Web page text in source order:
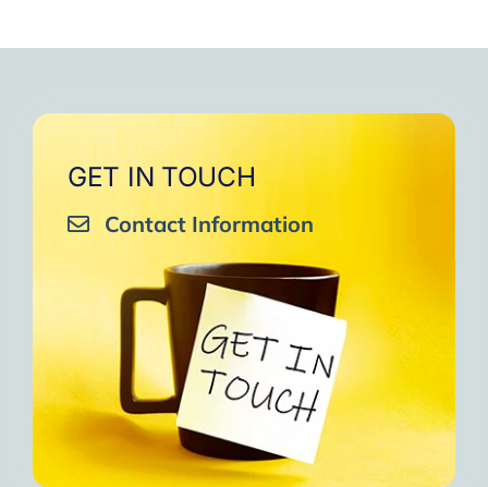
GET IN TOUCH
Contact Information